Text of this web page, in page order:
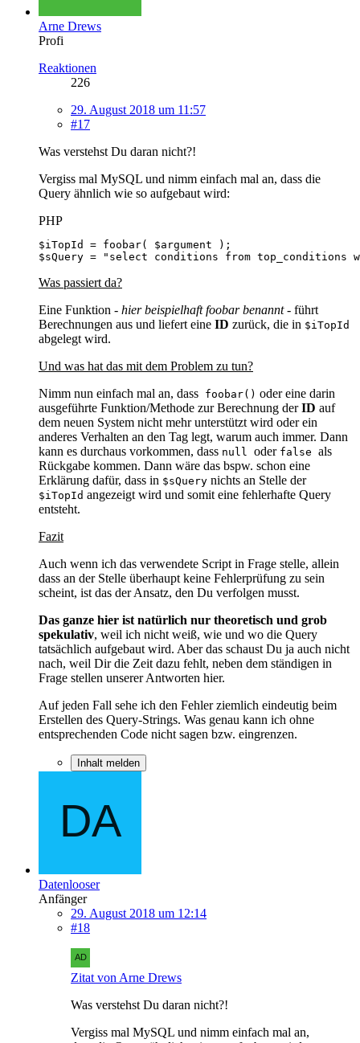
Arne Drews
Profi
Reaktionen
226
29. August 2018 um 11:57
#17
Was verstehst Du daran nicht?!
Vergiss mal MySQL und nimm einfach mal an, dass die
Query ähnlich wie so aufgebaut wird:
PHP
$sQuery = "select conditions from
Was passiert da?
Eine Funktion - hier beispielhaft foobar benannt - führt
Berechnungen aus und liefert eine ID zurück, die in $iTopId
abgelegt wird.
Und was hat das mit dem Problem zu tun?
Nimm nun einfach mal an, dass foobar() oder eine darin
ausgeführte Funktion/Methode zur Berechnung derID auf
dem neuen System nicht mehr unterstützt wird oder ein
anderes Verhalten an den Tag legt, warum auch immer. Dann
kann es durchaus vorkommen, dass null oder false als
Rückgabe kommen. Dann wäre das bspw. schon eine
Erklärung dafür, dass in $sQuery nichts an Stelle der
$iTopId angezeigt wird und somit eine fehlerhafte Query
entsteht.
Fazit
Auch wenn ich das verwendete Script in Frage stelle, allein
dass an der Stelle überhaupt keine Fehlerprüfung zu sein
scheint, ist das der Ansatz, den Du verfolgen musst.
Das ganze hier ist natürlich nur theoretisch und grob
spekulativ, weil ich nicht weiß, wie und wo die Query
tatsächlich aufgebaut wird. Aber das schaust Du ja auch nicht
nach, weil Dir die Zeit dazu fehlt, neben dem ständigen in
Frage stellen unserer Antworten hier.
Auf jeden Fall sehe ich den Fehler ziemlich eindeutig beim
Erstellen des Query-Strings. Was genau kann ich ohne
entsprechenden Code nicht sagen bzw. eingrenzen.
Inhalt melden
Datenlooser
Anfänger
29. August 2018 um 12:14
#18
Zitat von Arne Drews
Was verstehst Du daran nicht?!
Vergiss mal MySQL und nimm einfach mal an,